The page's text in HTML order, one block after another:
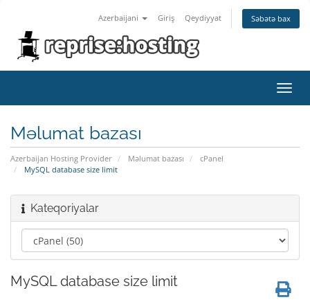
Azerbaijani Giriş Qeydiyyat Səbətə bax
keçid
Məlumat bazası
Azerbaijan Hosting Provider Məlumat bazası
cPanel
MySQL database size limit
Kateqoriyalar
MySQL database size limit